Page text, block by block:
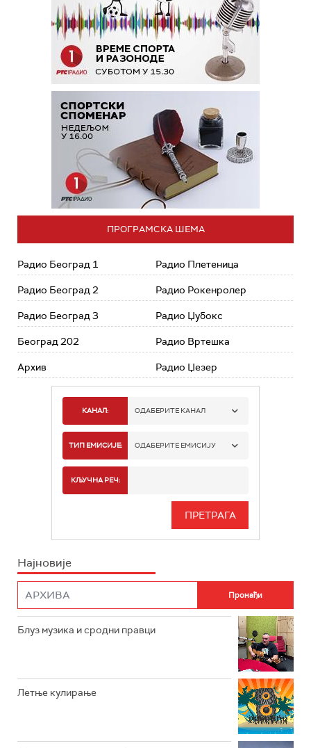
ПРОГРАМСКА ШЕМА
Радио Београд 1
Радио Београд 2
Радио Београд 3
Београд 202
Архив
Радио Плетеница
Радио Рокенролер
Радио Џубокс
Радио Вртешка
Радио Џезер
КАНАЛ: ОДАБЕРИТЕ КАНАЛ
РАДИО БЕОГРАД 1
РАДИО БЕОГРАД 3
РАДИО РОКЕНРОЛЕР
РАДИО ЏЕЗЕР
ТИП ЕМИСИЈЕ: ОДАБЕРИТЕ ЕМИСИЈУ
ИНФО
КЉУЧНА РЕЧ:
Најновије
Блуз музика и сродни правци
Летње кулирање